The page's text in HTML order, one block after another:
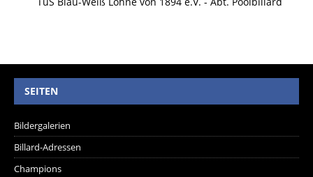
SEITEN
Bildergalerien
Billard-Adressen
Champions